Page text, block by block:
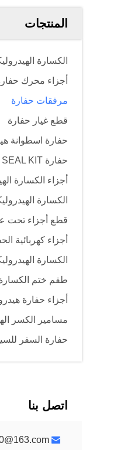
المنتجات
الكسارة
أجزاء محرك
مرفقات حفارة
قطع غيار حفارة
حفارة اسطوانة
حفارة SEAL KIT
أجزاء الكسارة
الكسارة
قطع أجزاء تحت
أجزاء كهربائية
الكسارة
طقم ختم الكسارة
أجزاء حفارة
مسامير الكسر
حفارة السفر
اتصل بنا